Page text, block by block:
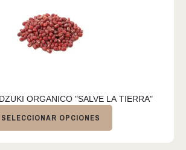
ORGANICO "SALVE LA TIERRA"
SELECCIONAR OPCIONES